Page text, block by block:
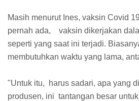
Masih menurut Ines, vaksin Covid
pernah ada, vaksin dikerjakan
seperti yang saat ini terjadi.
membutuhkan waktu yang lama,
"Untuk itu, harus sadari, apa yang
produsen, ini tantangan besar